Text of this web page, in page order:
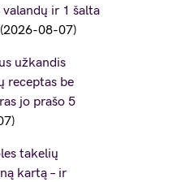
ir 1 šalta
2026-08-07
užkandis
receptas be
jo prašo 5
takelių
kartą – ir